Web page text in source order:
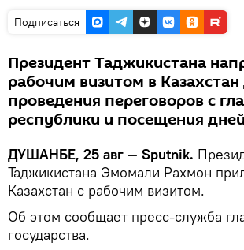
Подписаться
Президент Таджикистана
рабочим визитом в Казахстан
проведения переговоров с
республики и посещения
ДУШАНБЕ, 25 авг — Sputnik.
Таджикистана Эмомали Рахмон
Казахстан с рабочим визитом.
Об этом сообщает пресс-служба
государства.